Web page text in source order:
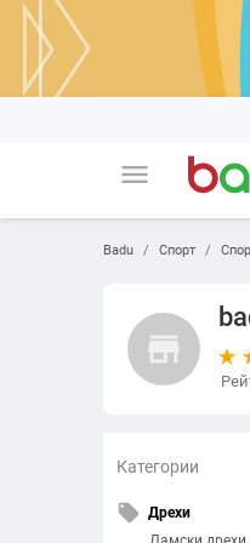
menu
Badu Спорт
store
Категории
local_offer Дрехи